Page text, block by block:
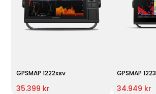
GPSMAP 1222xsv
35.399 kr
GPSMAP 1223
34.949 kr